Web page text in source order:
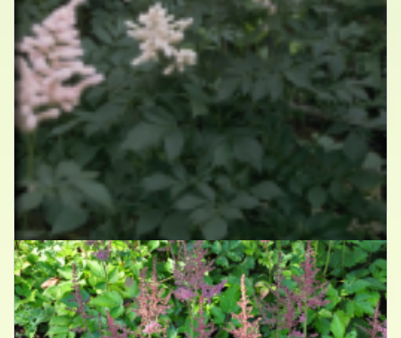
Spirea
Astilbe 'Europa'